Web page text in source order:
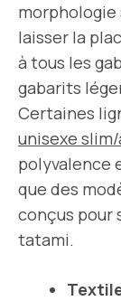
morphologie
laisser la
à tous les
gabarits
Certaines
unisexe
polyvalence
que des
conçus pour
tatami.